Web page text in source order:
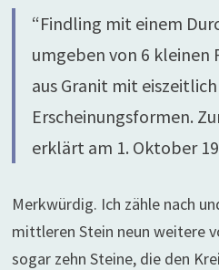
“Findling mit einem
umgeben von 6 kleinen
aus Granit mit
Erscheinungsformen.
erklärt am 1. Oktober
Merkwürdig. Ich zähle nach
mittleren Stein neun weitere
sogar zehn Steine, die den